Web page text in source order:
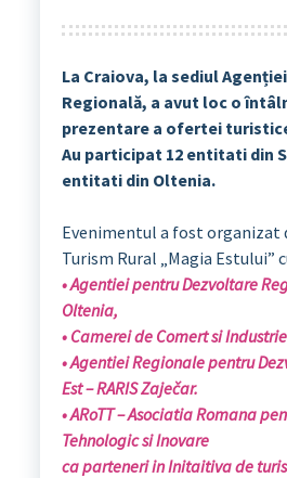
La Craiova, la sediul
Regională, a avut loc o
prezentare a ofertei
Au participat 12 entitati din
entitati din Oltenia.
Evenimentul a fost organizat
Turism Rural „Magia Estului”
• Agentiei pentru Dezvoltare
Oltenia,
• Camerei de Comert si
• Agentiei Regionale pentru
Est – RARIS Zaječar.
• ARoTT – Asociatia Romana
Tehnologic si Inovare
ca parteneri in Initaitiva de